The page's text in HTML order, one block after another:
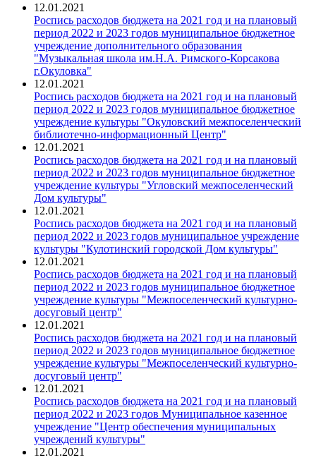
12.01.2021
Роспись расходов бюджета на 2021 год и на плановый
период 2022 и 2023 годов муниципальное бюджетное
учреждение дополнительного образования
"Музыкальная школа им.Н.А. Римского-Корсакова
г.Окуловка"
12.01.2021
Роспись расходов бюджета на 2021 год и на плановый
период 2022 и 2023 годов муниципальное бюджетное
учреждение культуры "Окуловский межпоселенческий
библиотечно-информационный Центр"
12.01.2021
Роспись расходов бюджета на 2021 год и на плановый
период 2022 и 2023 годов муниципальное бюджетное
учреждение культуры "Угловский межпоселенческий
Дом культуры"
12.01.2021
Роспись расходов бюджета на 2021 год и на плановый
период 2022 и 2023 годов муниципальное учреждение
культуры "Кулотинский городской Дом культуры"
12.01.2021
Роспись расходов бюджета на 2021 год и на плановый
период 2022 и 2023 годов муниципальное бюджетное
учреждение культуры "Межпоселенческий культурно-
досуговый центр"
12.01.2021
Роспись расходов бюджета на 2021 год и на плановый
период 2022 и 2023 годов муниципальное бюджетное
учреждение культуры "Межпоселенческий культурно-
досуговый центр"
12.01.2021
Роспись расходов бюджета на 2021 год и на плановый
период 2022 и 2023 годов Муниципальное казенное
учреждение "Центр обеспечения муниципальных
учреждений культуры"
12.01.2021